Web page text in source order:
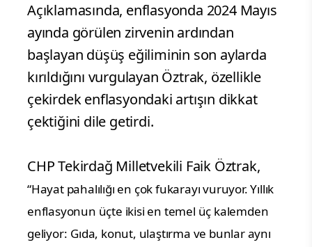
Açıklamasında, enflasyonda 2024 Mayıs
ayında görülen zirvenin ardından
başlayan düşüş eğiliminin son aylarda
kırıldığını vurgulayan Öztrak, özellikle
çekirdek enflasyondaki artışın dikkat
çektiğini dile getirdi.
CHP Tekirdağ Milletvekili Faik Öztrak,
“Hayat pahalılığı en çok fukarayı vuruyor. Yıllık
enflasyonun üçte ikisi en temel üç kalemden
geliyor: Gıda, konut, ulaştırma ve bunlar aynı